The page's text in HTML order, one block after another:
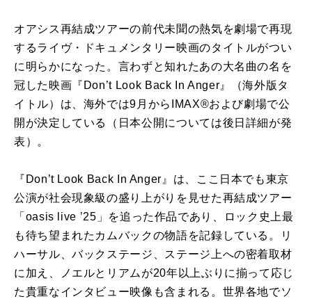
オアシス再結成ツアーの前代未聞の熱気を劇場で再現
するライヴ・ドキュメンタリー映画のタイトルがつい
に明らかになった。言わずと知れたあの大名曲の名を
冠した映画『Don’t Look Back In Anger』（海外版タ
イトル）は、海外では9月からIMAX®および劇場で公
開が決定している（日本公開については後日詳細が発
表）。
『Don’t Look Back In Anger』は、ここ日本でも東京
公演が社会現象級の盛り上がりを見せた再結成ツアー
「oasis live ’25」を追った作品であり、ロック史上最
も待ち望まれたカムバックの物語を記録している。リ
ハーサル、バックステージ、ステージ上への密着取材
に加え、ノエルとリアムが20年以上ぶりに揃って応じ
た貴重なインタビュー映像も含まれる。世界各地でソ